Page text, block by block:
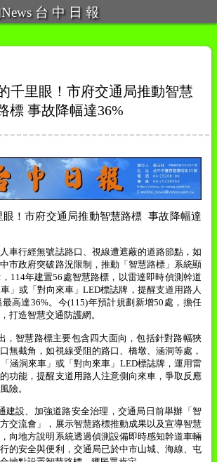
台 中 日 報
千里眼！市府交通局推動智慧
標 事故降幅達36%
！市府交通局推動智慧路標 事故降幅達
人車行經無號誌路口、視線遭遮蔽的道路節點，如
市政府突破路況限制，推動「智慧路標」系統顯
114年建置56 處智慧路標，以雷達即時偵測幹道
」或「對向來車」LED標誌牌，提醒支道用路人
高達36%。今(115)年預計規劃新增50 處，擔任
打造智慧交通防護網。
，智慧路標主要包含四大面向，包括針對路幅狹
無截角，如視線受阻的路口、橋墩、涵洞等處，
涵洞來車」或「對向來車」 LED標誌牌，運用雷
功能，提醒支道用路人注意側向來車，爭取反應
險。
建設、加強道路安全治理，交通局日前舉辦「智
交流會」，展示智慧路標推動成果以及宣導智慧
向地方說明系統透過偵測設備即時感知幹道車輛
的安全與便利，交通局已於中市山城、海線、屯